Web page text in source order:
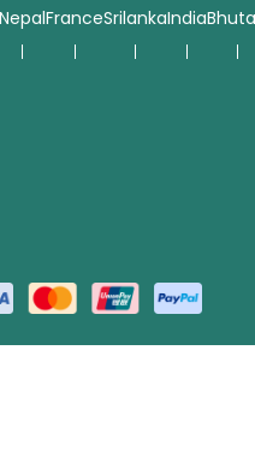
NepalFranceSrilankaIndia